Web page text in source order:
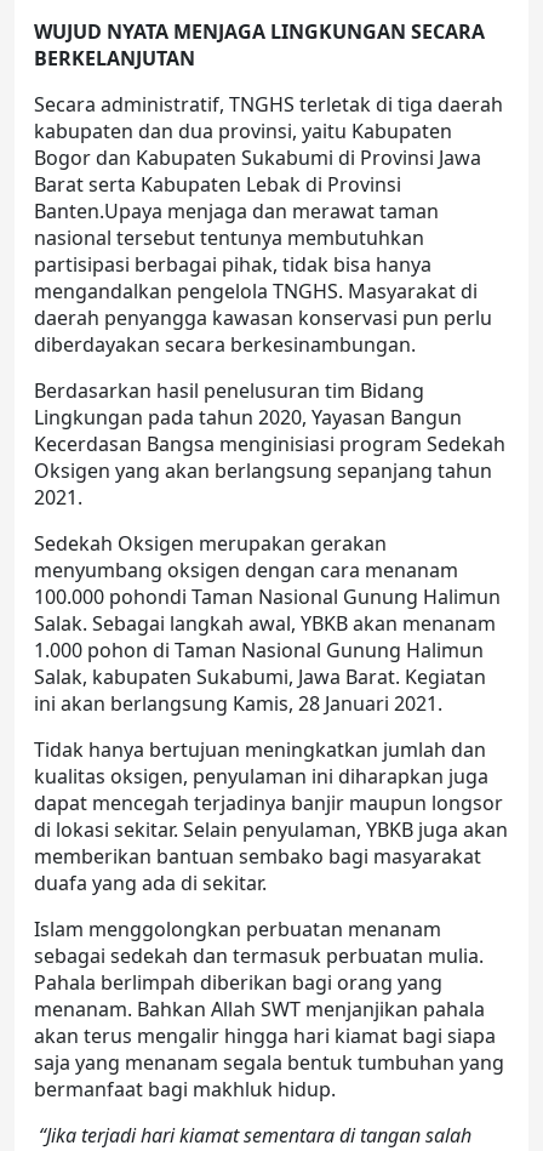
WUJUD NYATA MENJAGA LINGKUNGAN SECARA
BERKELANJUTAN
Secara administratif, TNGHS terletak di tiga daerah
kabupaten dan dua provinsi, yaitu Kabupaten
Bogor dan Kabupaten Sukabumi di Provinsi Jawa
Barat serta Kabupaten Lebak di Provinsi
Banten.Upaya menjaga dan merawat taman
nasional tersebut tentunya membutuhkan
partisipasi berbagai pihak, tidak bisa hanya
mengandalkan pengelola TNGHS. Masyarakat di
daerah penyangga kawasan konservasi pun perlu
diberdayakan secara berkesinambungan.
Berdasarkan hasil penelusuran tim Bidang
Lingkungan pada tahun 2020, Yayasan Bangun
Kecerdasan Bangsa menginisiasi program Sedekah
Oksigen yang akan berlangsung sepanjang tahun
2021.
Sedekah Oksigen merupakan gerakan
menyumbang oksigen dengan cara menanam
100.000 pohondi Taman Nasional Gunung Halimun
Salak. Sebagai langkah awal, YBKB akan menanam
1.000 pohon di Taman Nasional Gunung Halimun
Salak, kabupaten Sukabumi, Jawa Barat. Kegiatan
ini akan berlangsung Kamis, 28 Januari 2021.
Tidak hanya bertujuan meningkatkan jumlah dan
kualitas oksigen, penyulaman ini diharapkan juga
dapat mencegah terjadinya banjir maupun longsor
di lokasi sekitar. Selain penyulaman, YBKB juga akan
memberikan bantuan sembako bagi masyarakat
duafa yang ada di sekitar.
Islam menggolongkan perbuatan menanam
sebagai sedekah dan termasuk perbuatan mulia.
Pahala berlimpah diberikan bagi orang yang
menanam. Bahkan Allah SWT menjanjikan pahala
akan terus mengalir hingga hari kiamat bagi siapa
saja yang menanam segala bentuk tumbuhan yang
bermanfaat bagi makhluk hidup.
“Jika terjadi hari kiamat sementara di tangan salah